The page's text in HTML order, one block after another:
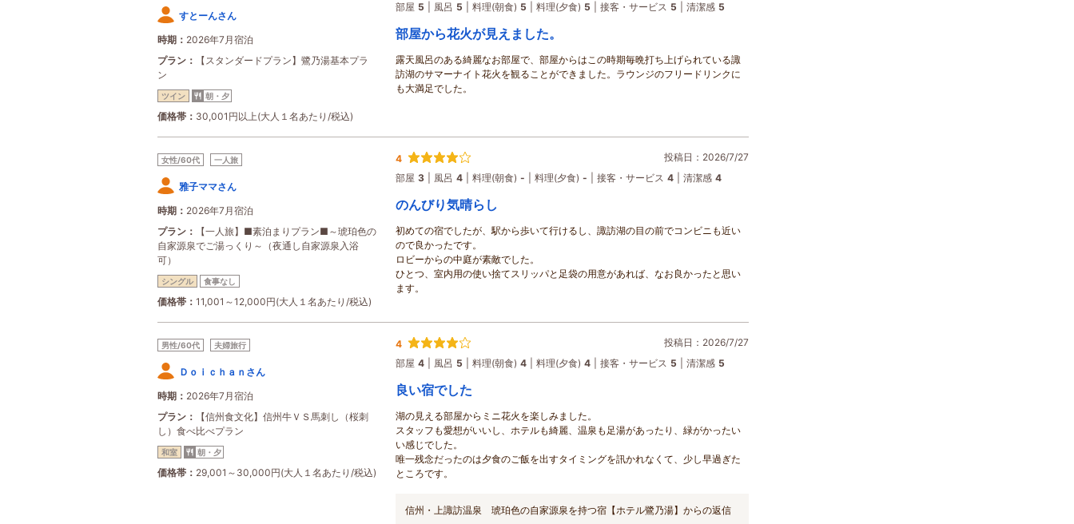
すとーんさん
時期
2026年7月宿泊
プラン
【スタンダードプラン】鷺乃湯基本プラ
ン
ツイン 朝・夕
価格帯 30,001円以上(大人１名あたり/税込)
部屋 5 風呂 5 料理(朝食) 5 料理(夕食) 5 接客・サービス 5 清潔感 5
部屋から花火が見えました。
露天風呂のある綺麗なお部屋で、部屋からはこの時期毎晩打ち上げられている諏
訪湖のサマーナイト花火を観ることができました。ラウンジのフリードリンクに
も大満足でした。
女性/60代 一人旅
雅子ママさん
時期
2026年7月宿泊
プラン
【一人旅】■素泊まりプラン■～琥珀色の
自家源泉でご湯っくり～（夜通し自家源泉入浴
可）
シングル 食事なし
価格帯 11,001～12,000円(大人１名あたり/税込)
4
投稿日：2026/7/27
部屋 3 風呂 4 料理(朝食) - 料理(夕食) - 接客・サービス 4 清潔感 4
のんびり気晴らし
初めての宿でしたが、駅から歩いて行けるし、諏訪湖の目の前でコンビニも近い
ので良かったです。
ロビーからの中庭が素敵でした。
ひとつ、室内用の使い捨てスリッパと足袋の用意があれば、なお良かったと思い
ます。
男性/60代 夫婦旅行
Ｄｏｉｃｈａｎさん
時期
2026年7月宿泊
プラン
【信州食文化】信州牛ＶＳ馬刺し（桜刺
し）食べ比べプラン
和室 朝・夕
価格帯 29,001～30,000円(大人１名あたり/税込)
4
投稿日：2026/7/27
部屋 4 風呂 5 料理(朝食) 4 料理(夕食) 4 接客・サービス 5 清潔感 5
良い宿でした
湖の見える部屋からミニ花火を楽しみました。
スタッフも愛想がいいし、ホテルも綺麗、温泉も足湯があったり、緑がかったい
い感じでした。
唯一残念だったのは夕食のご飯を出すタイミングを訊かれなくて、少し早過ぎた
ところです。
信州・上諏訪温泉 琥珀色の自家源泉を持つ宿【ホテル鷺乃湯】からの返信